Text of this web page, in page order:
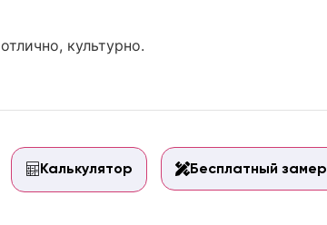
культурно.
Калькулятор Бесплатный замер